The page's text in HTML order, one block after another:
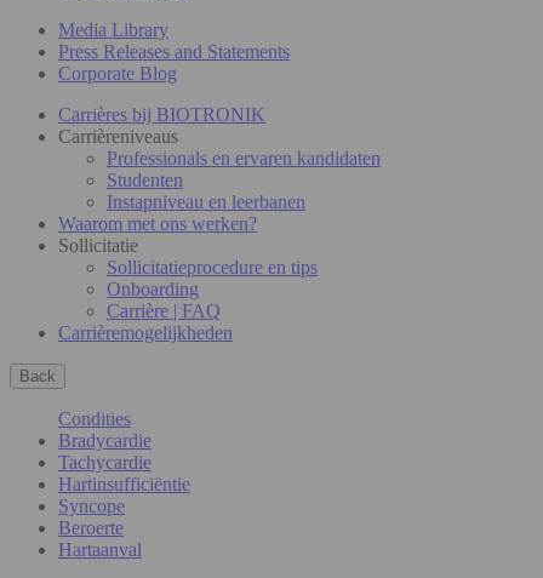
Media Library
Press Releases and Statements
Corporate Blog
Carrières bij BIOTRONIK
Carrièreniveaus
Professionals en ervaren kandidaten
Studenten
Instapniveau en leerbanen
Waarom met ons werken?
Sollicitatie
Sollicitatieprocedure en tips
Onboarding
Carrière | FAQ
Carrièremogelijkheden
Back
Condities
Bradycardie
Tachycardie
Hartinsufficiëntie
Syncope
Beroerte
Hartaanval